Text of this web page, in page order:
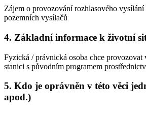
Zájem o provozování rozhlasového
pozemních vysílačů
4. Základní informace k životní
Fyzická / právnická osoba chce provozovat
stanici s původním programem
5. Kdo je oprávněn v této věci
apod.)